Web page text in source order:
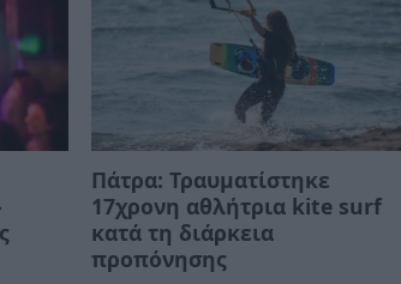
Πάτρα: Τραυματίστηκε
17χρονη αθλήτρια kite surf
κατά τη διάρκεια
προπόνησης